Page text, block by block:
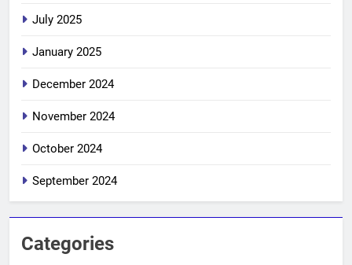
July 2025
January 2025
December 2024
November 2024
October 2024
September 2024
Categories